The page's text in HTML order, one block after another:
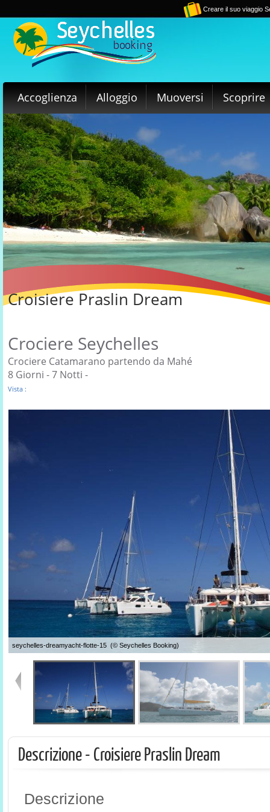
Creare il suo viaggio
Accoglienza Alloggio Muoversi Scoprire
Croisiere Praslin Dream
Crociere Seychelles
Crociere Catamarano partendo da Mahé
8 Giorni - 7 Notti -
Vista :
seychelles-dreamyacht-flotte-15 (© Seychelles Booking)
Descrizione - Croisiere Praslin Dream
Descrizione